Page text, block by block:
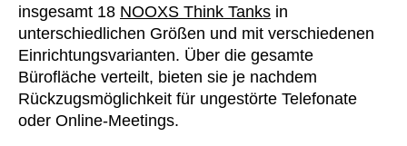
insgesamt 18 NOOXS Think Tanks in
unterschiedlichen Größen und mit verschiedenen
Einrichtungsvarianten. Über die gesamte
Bürofläche verteilt, bieten sie je nachdem
Rückzugsmöglichkeit für ungestörte Telefonate
oder Online-Meetings.